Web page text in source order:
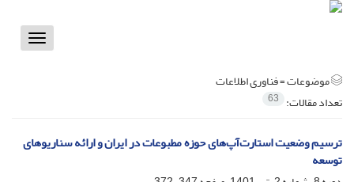
Toggle
موضوعات =فناوری اطلاعات
تعداد مقالات: 63
ترسیم وضعیت استارت‌آپ‌های حوزه‌ مطبوعات در ایران و ارائه سناریوهای
توسعه